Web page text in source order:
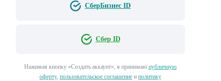
СберБизнес ID
Сбер ID
Нажимая кнопку «Создать аккаунт», я принимаю публичную
оферту, пользовательское соглашение и политику